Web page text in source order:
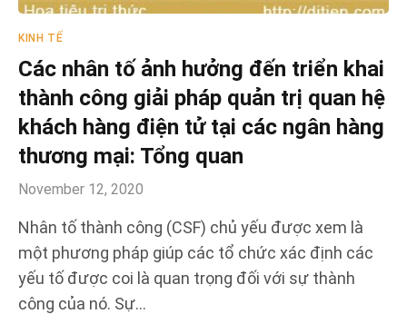
KINH TẾ
Các nhân tố ảnh hưởng đến triển khai
thành công giải pháp quản trị quan hệ
khách hàng điện tử tại các ngân hàng
thương mại: Tổng quan
November 12, 2020
Nhân tố thành công (CSF) chủ yếu được xem là
một phương pháp giúp các tổ chức xác định các
yếu tố được coi là quan trọng đối với sự thành
công của nó. Sự…